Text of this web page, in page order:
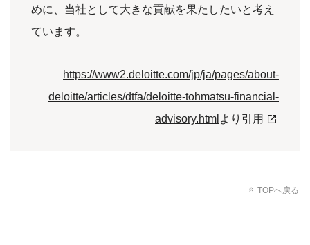
めに、当社として大きな貢献を果たしたいと考え
ています。
https://www2.deloitte.com/jp/ja/pages/about-
deloitte/articles/dtfa/deloitte-tohmatsu-financial-
advisory.html より引用
TOPへ戻る